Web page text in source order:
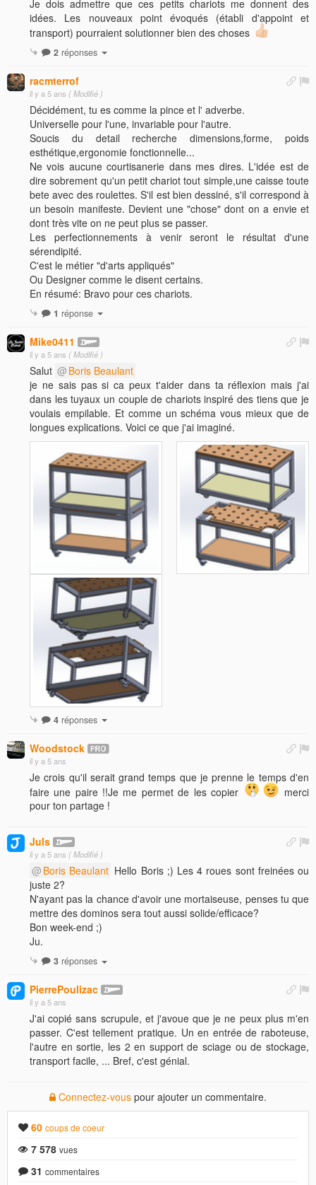
Je dois admettre que ces petits chariots me donnent des
idées. Les nouveaux point évoqués (établi d'appoint et
transport) pourraient solutionner bien des choses
2 réponses
racmterrof
il y a 5 ans ( Modifié )
Décidément, tu es comme la pince et l' adverbe.
Universelle pour l'une, invariable pour l'autre.
Soucis du detail recherche dimensions,forme, poids
esthétique,ergonomie fonctionnelle...
Ne vois aucune courtisanerie dans mes dires. L'idée est de
dire sobrement qu'un petit chariot tout simple,une caisse toute
bete avec des roulettes. S'il est bien dessiné, s'il correspond à
un besoin manifeste. Devient une "chose" dont on a envie et
dont très vite on ne peut plus se passer.
Les perfectionnements à venir seront le résultat d'une
sérendipité.
C'est le métier "d'arts appliqués"
Ou Designer comme le disent certains.
En résumé: Bravo pour ces chariots.
1 réponse
Mike0411
il y a 5 ans ( Modifié )
Salut
Boris Beaulant
je ne sais pas si ca peux t'aider dans ta réflexion mais j'ai
dans les tuyaux un couple de chariots inspiré des tiens que je
voulais empilable. Et comme un schéma vous mieux que de
longues explications. Voici ce que j'ai imaginé.
4 réponses
Woodstock
il y a 5 ans
Je crois qu'il serait grand temps que je prenne le temps d'en
faire une paire !!Je me permet de les copier
merci
pour ton partage !
Juls
il y a 5 ans ( Modifié )
Boris Beaulant Hello Boris ;) Les 4 roues sont freinées ou
juste 2?
N'ayant pas la chance d'avoir une mortaiseuse, penses tu que
mettre des dominos sera tout aussi solide/efficace?
Bon week-end ;)
Ju.
3 réponses
PierrePoulizac
il y a 5 ans
J'ai copié sans scrupule, et j'avoue que je ne peux plus m'en
passer. C'est tellement pratique. Un en entrée de raboteuse,
l'autre en sortie, les 2 en support de sciage ou de stockage,
transport facile, ... Bref, c'est génial.
Connectez-vous pour ajouter un commentaire.
60 coups de coeur
7 578 vues
31 commentaires